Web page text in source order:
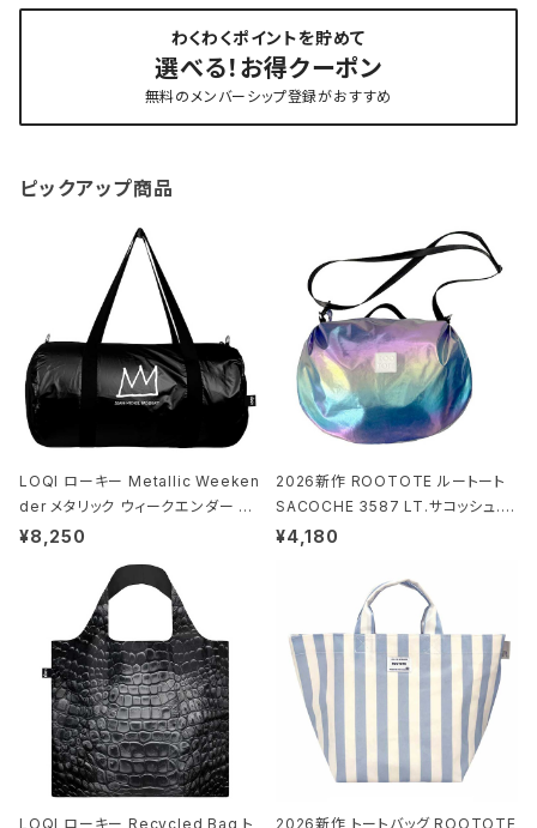
わくわくポイントを貯めて
選べる！お得クーポン
無料のメンバーシップ登録がおすすめ
ピックアップ商品
LOQI ローキー Metallic Weeken
der メタリック ウィークエンダー ボ
ストンバッグ ショルダーバッグ JEAN
ck ジャン=ミッシェル・バスキア/クラ
ウン ブラック
¥8,250
2026新作 ROOTOTE ルートート
SACOCHE 3587 LT.サコッシュ.ル
ミエ-B ショルダーバッグ グロスネイ
¥4,180
LOQI ローキー Recycled Bag ト
2026新作 トートバッグ ROOTOTE